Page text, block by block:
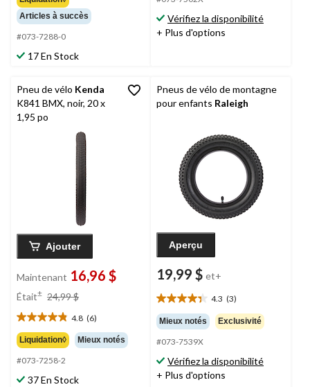
sur
5.
30
Articles à succès
#073-7288-0
17 En Stock
1
évaluation
Vérifiez la disponibilité
+ Plus d'options
Pneu de vélo Kenda
K841 BMX, noir, 20 x
1,95 po
Ajouter
Maintenant 16,96 $
Était± 24,99 $
24,99 $
4.8 (6)
4.8
étoile(s)
sur
5.
6
Liquidation◊ Mieux notés
#073-7258-2
37 En Stock
Pneus de vélo de montagne
pour enfants Raleigh
Aperçu
19,99 $ et+
4.3 (3)
4.3
étoile(s)
sur
5.
3
évaluations
Mieux notés Exclusivité
#073-7539X
Vérifiez la disponibilité
+ Plus d'options